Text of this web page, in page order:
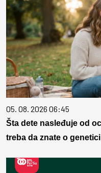
05. 08. 2026 06:45
Šta dete nasleđuje od
treba da znate o genetici